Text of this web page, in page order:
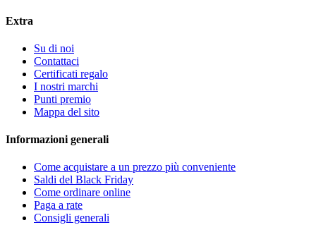
Extra
Su di noi
Contattaci
Certificati regalo
I nostri marchi
Punti premio
Mappa del sito
Informazioni generali
Come acquistare a un prezzo più conveniente
Saldi del Black Friday
Come ordinare online
Paga a rate
Consigli generali